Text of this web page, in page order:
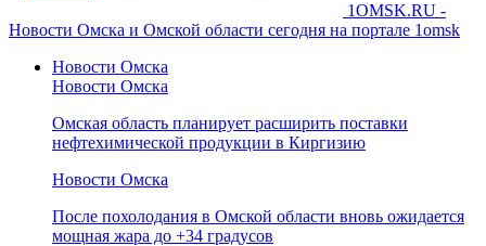
1OMSK.RU -
Новости Омска и Омской области сегодня на портале 1omsk
Новости Омска
Новости Омска
Омская область планирует расширить поставки
нефтехимической продукции в Киргизию
Новости Омска
После похолодания в Омской области вновь ожидается
мощная жара до +34 градусов